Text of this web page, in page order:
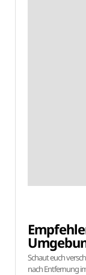
Schaut euch
nach Entfernung